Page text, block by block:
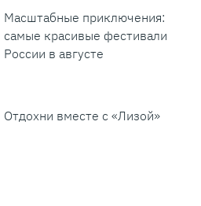
Масштабные приключения:
самые красивые фестивали
России в августе
Отдохни вместе с «Лизой»